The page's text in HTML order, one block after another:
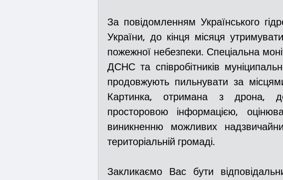
Курс спротиву Цивільний захист
Громадське формування
За повідомленням Українського
України, до кінця місяця
пожежної небезпеки. Спеціальна
ДСНС та співробітників
продовжують пильнувати за
Картинка, отримана з дрона,
просторовою інформацією,
виникненню можливих
територіальній громаді.
Закликаємо Вас бути